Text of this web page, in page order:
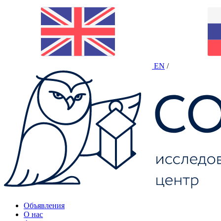
EN /
Объявления
О нас